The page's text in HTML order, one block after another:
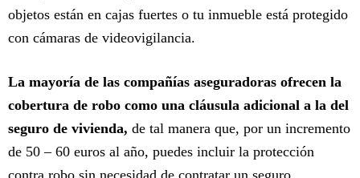
objetos están en cajas fuertes o tu inmueble está protegido
con cámaras de videovigilancia.
La mayoría de las compañías aseguradoras ofrecen la
cobertura de robo como una cláusula adicional a la del
seguro de vivienda, de tal manera que, por un incremento
de 50 – 60 euros al año, puedes incluir la protección
contra robo sin necesidad de contratar un seguro